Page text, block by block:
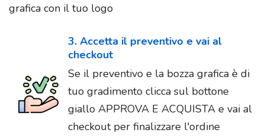
grafica con il tuo logo
3. Accetta il preventivo e vai al
checkout
Se il preventivo e la bozza grafica è di
tuo gradimento clicca sul bottone
giallo APPROVA E ACQUISTA e vai al
checkout per finalizzare l'ordine